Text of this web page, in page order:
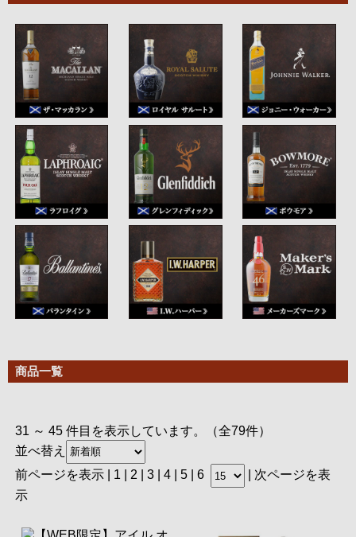
商品一覧
31 ～ 45 件目を表示しています。（全79件）
並べ替え
前ページを表示| 1| 2 | 3 | 4| 5| 6
次ページを表
示